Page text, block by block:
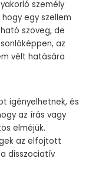
személy
egy szellem
szöveg, de
az
vélt hatására
igényelhetnek, és
az írás vagy
elméjük.
az elfojtott
disszociatív